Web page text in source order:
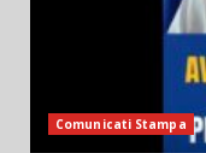
Comunicati Stampa